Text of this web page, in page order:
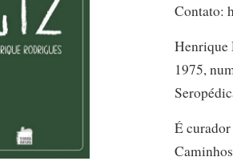
Contato:
Henrique
1975,
É